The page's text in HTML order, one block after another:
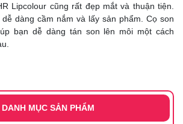
Lipcolour cũng rất đẹp mắt và thuận tiện.
dàng cầm nắm và lấy sản phẩm. Cọ son
bạn dễ dàng tán son lên môi một cách
DANH MỤC SẢN PHẨM